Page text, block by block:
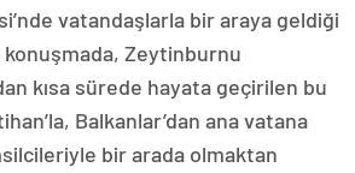
vatandaşlarla bir araya geldiği
konuşmada, Zeytinburnu
kısa sürede hayata geçirilen bu
Balkanlar’dan ana vatana
bir arada olmaktan